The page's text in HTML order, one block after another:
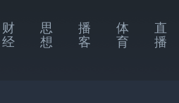
财
经
思
想
播
客
体
育
直
播